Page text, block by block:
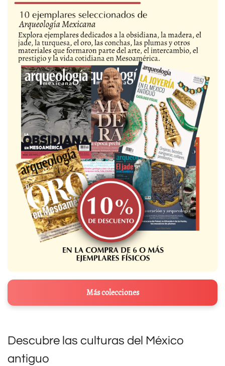
Más colecciones
Descubre las culturas del México
antiguo